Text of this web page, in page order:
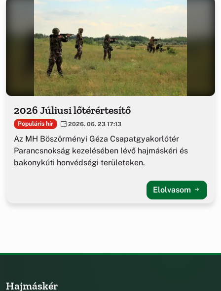
2026 Júliusi lőtérértesítő
Populáris hír 2026. 06. 23 17:13
Az MH Böszörményi Géza Csapatgyakorlótér
Parancsnokság kezelésében lévő hajmáskéri és
bakonykúti honvédségi területeken.
Elolvasom
Hajmáskér